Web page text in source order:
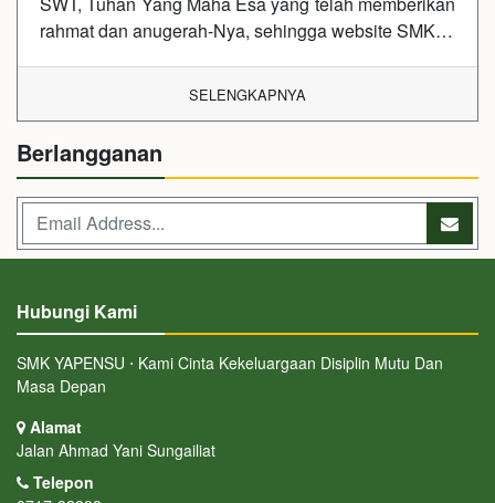
rahmat dan anugerah-Nya, sehingga website SMK…
SELENGKAPNYA
Berlangganan
Hubungi Kami
SMK YAPENSU ⋅ Kami Cinta Kekeluargaan Disiplin Mutu Dan
Masa Depan
Alamat
Jalan Ahmad Yani Sungailiat
Telepon